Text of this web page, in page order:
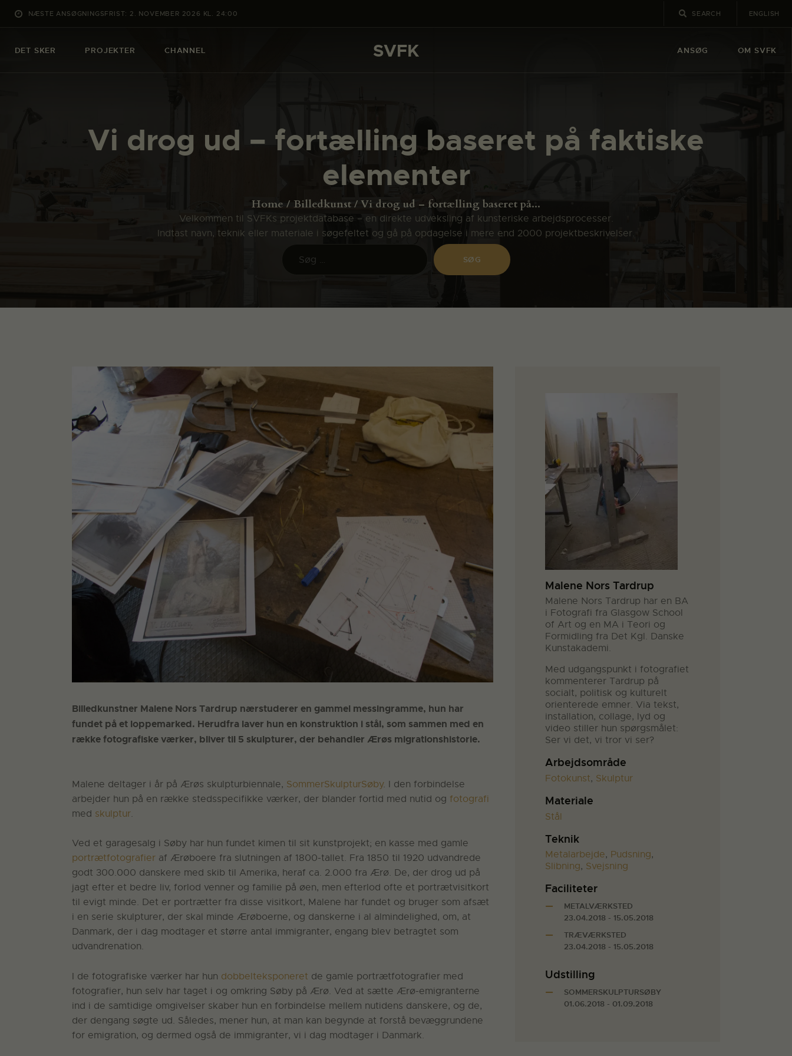
NÆSTE ANSØGNINGSFRIST: 2. NOVEMBER 2026 KL. 24:00 ENGLISH
DET SKER PROJEKTER CHANNEL SVFK ANSØG OM SVFK
Vi drog ud – fortælling baseret på faktiske
elementer
Home Billedkunst Vi drog ud – fortælling baseret på...
Velkommen til SVFKs projektdatabase – en direkte udveksling af kunsteriske arbejdsprocesser.
Indtast navn, teknik eller materiale i søgefeltet og gå på opdagelse i mere end 2000 projektbeskrivelser.
SVFK
PROJEKTER
OM SVFK
ENGLISH
Billedkunstner Malene Nors Tardrup nærstuderer en gammel messingramme, hun har
fundet på et loppemarked. Herudfra laver hun en konstruktion i stål, som sammen med en
række fotografiske værker, bliver til 5 skulpturer, der behandler Ærøs migrationshistorie.
Malene deltager i år på Ærøs skulpturbiennale, SommerSkulpturSøby. I den forbindelse
arbejder hun på en række stedsspecifikke værker, der blander fortid med nutid og fotografi
med skulptur.
Ved et garagesalg i Søby har hun fundet kimen til sit kunstprojekt; en kasse med gamle
portrætfotografier af Ærøboere fra slutningen af 1800-tallet. Fra 1850 til 1920 udvandrede
godt 300.000 danskere med skib til Amerika, heraf ca. 2.000 fra Ærø. De, der drog ud på
jagt efter et bedre liv, forlod venner og familie på øen, men efterlod ofte et portrætvisitkort
til evigt minde. Det er portrætter fra disse visitkort, Malene har fundet og bruger som afsæt
i en serie skulpturer, der skal minde Ærøboerne, og danskerne i al almindelighed, om, at
Danmark, der i dag modtager et større antal immigranter, engang blev betragtet som
udvandrenation.
I de fotografiske værker har hun dobbelteksponeret de gamle portrætfotografier med
fotografier, hun selv har taget i og omkring Søby på Ærø. Ved at sætte Ærø-emigranterne
ind i de samtidige omgivelser skaber hun en forbindelse mellem nutidens danskere, og de,
der dengang søgte ud. Således, mener hun, at man kan begynde at forstå bevæggrundene
for emigration, og dermed også de immigranter, vi i dag modtager i Danmark.
Malene Nors Tardrup
Malene Nors Tardrup har en BA
i Fotografi fra Glasgow School
of Art og en MA i Teori og
Formidling fra Det Kgl. Danske
Kunstakademi.
Med udgangspunkt i fotografiet
kommenterer Tardrup på
socialt, politisk og kulturelt
orienterede emner. Via tekst,
installation, collage, lyd og
video stiller hun spørgsmålet:
Ser vi det, vi tror vi ser?
Arbejdsområde
Fotokunst, Skulptur
Materiale
Stål
Teknik
Metalarbejde, Pudsning,
Slibning, Svejsning
Faciliteter
METALVÆRKSTED
23.04.2018 - 15.05.2018
TRÆVÆRKSTED
23.04.2018 - 15.05.2018
Udstilling
SOMMERSKULPTURSØBY
01.06.2018 - 01.09.2018